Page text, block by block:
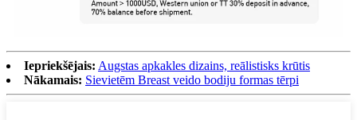
Iepriekšējais: Augstas apkakles dizains, reālistisks krūtis
Nākamais: Sievietēm Breast veido bodiju formas tērpi